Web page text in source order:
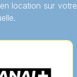
location sur votre